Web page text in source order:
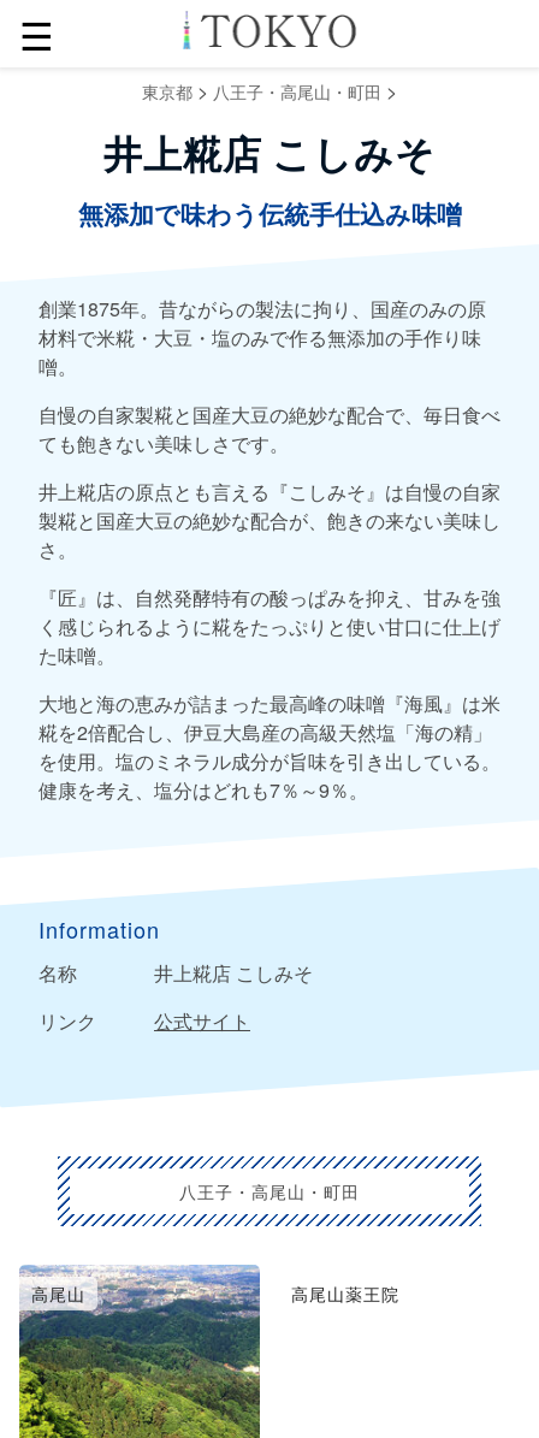
☰
東京都 > 八王子・高尾山・町田 >
井上糀店 こしみそ
無添加で味わう伝統手仕込み味噌
創業1875年。昔ながらの製法に拘り、国産のみの原
材料で米糀・大豆・塩のみで作る無添加の手作り味
噌。
自慢の自家製糀と国産大豆の絶妙な配合で、毎日食べ
ても飽きない美味しさです。
井上糀店の原点とも言える『こしみそ』は自慢の自家
製糀と国産大豆の絶妙な配合が、飽きの来ない美味し
さ。
『匠』は、自然発酵特有の酸っぱみを抑え、甘みを強
く感じられるように糀をたっぷりと使い甘口に仕上げ
た味噌。
大地と海の恵みが詰まった最高峰の味噌『海風』は米
糀を2倍配合し、伊豆大島産の高級天然塩「海の精」
を使用。塩のミネラル成分が旨味を引き出している。
健康を考え、塩分はどれも7％～9％。
Information
名称
井上糀店 こしみそ
リンク
公式サイト
八王子・高尾山・町田
高尾山 高尾山薬王院